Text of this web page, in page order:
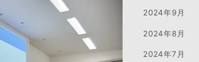
2024年9月
2024年8月
2024年7月